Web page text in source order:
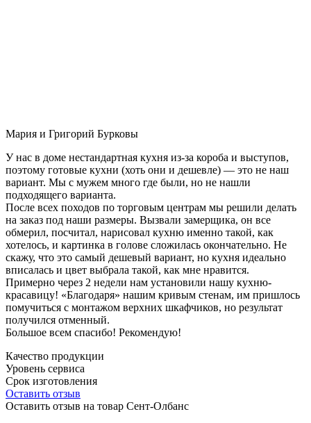
Мария и Григорий Бурковы
У нас в доме нестандартная кухня из-за короба и выступов,
поэтому готовые кухни (хоть они и дешевле) — это не наш
вариант. Мы с мужем много где были, но не нашли
подходящего варианта.
После всех походов по торговым центрам мы решили делать
на заказ под наши размеры. Вызвали замерщика, он все
обмерил, посчитал, нарисовал кухню именно такой, как
хотелось, и картинка в голове сложилась окончательно. Не
скажу, что это самый дешевый вариант, но кухня идеально
вписалась и цвет выбрала такой, как мне нравится.
Примерно через 2 недели нам установили нашу кухню-
красавицу! «Благодаря» нашим кривым стенам, им пришлось
помучиться с монтажом верхних шкафчиков, но результат
получился отменный.
Большое всем спасибо! Рекомендую!
Качество продукции
Уровень сервиса
Срок изготовления
Оставить отзыв
Оставить отзыв на товар Сент-Олбанс